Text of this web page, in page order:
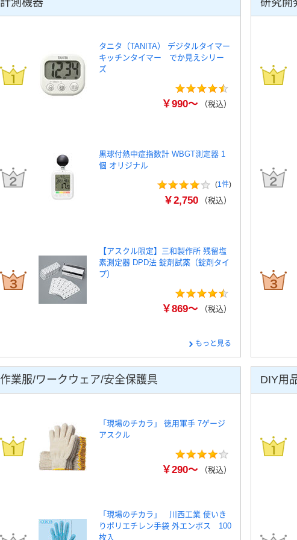
計測機器
タニタ（TANITA） デジタルタイマー
キッチンタイマー でか見えシリー
ズ
￥990～ （税込）
黒球付熱中症指数計 WBGT測定器 1
個 オリジナル
(1件)
￥2,750 （税込）
【アスクル限定】三和製作所 残留塩
素測定器 DPD法 錠剤試薬（錠剤タイ
プ）
￥869～ （税込）
もっと見る
研究開
作業服/ワークウェア/安全保護具
「現場のチカラ」 徳用軍手 7ゲージ
アスクル
￥290～ （税込）
「現場のチカラ」 川西工業 使いき
りポリエチレン手袋 外エンボス 100
枚入
DIY用